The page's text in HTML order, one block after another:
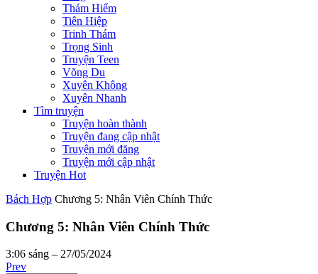
Thám Hiểm
Tiên Hiệp
Trinh Thám
Trọng Sinh
Truyện Teen
Võng Du
Xuyên Không
Xuyên Nhanh
Tìm truyện
Truyện hoàn thành
Truyện đang cập nhật
Truyện mới đăng
Truyện mới cập nhật
Truyện Hot
Bách Hợp Chương 5: Nhân Viên Chính Thức
Chương 5: Nhân Viên Chính Thức
3:06 sáng – 27/05/2024
Prev